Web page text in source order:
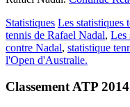
Statistiques Les statistiques
tennis de Rafael Nadal, Les
contre Nadal, statistique
l'Open d'Australie.
Classement ATP 2014